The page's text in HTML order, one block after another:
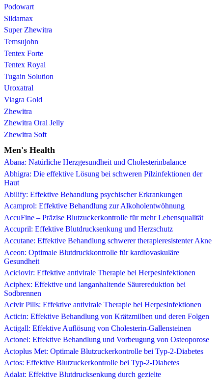
Podowart
Sildamax
Super Zhewitra
Temsujohn
Tentex Forte
Tentex Royal
Tugain Solution
Uroxatral
Viagra Gold
Zhewitra
Zhewitra Oral Jelly
Zhewitra Soft
Men's Health
Abana: Natürliche Herzgesundheit und Cholesterinbalance
Abhigra: Die effektive Lösung bei schweren Pilzinfektionen der
Haut
Abilify: Effektive Behandlung psychischer Erkrankungen
Acamprol: Effektive Behandlung zur Alkoholentwöhnung
AccuFine – Präzise Blutzuckerkontrolle für mehr Lebensqualität
Accupril: Effektive Blutdrucksenkung und Herzschutz
Accutane: Effektive Behandlung schwerer therapieresistenter Akne
Aceon: Optimale Blutdruckkontrolle für kardiovaskuläre
Gesundheit
Aciclovir: Effektive antivirale Therapie bei Herpesinfektionen
Aciphex: Effektive und langanhaltende Säurereduktion bei
Sodbrennen
Acivir Pills: Effektive antivirale Therapie bei Herpesinfektionen
Acticin: Effektive Behandlung von Krätzmilben und deren Folgen
Actigall: Effektive Auflösung von Cholesterin-Gallensteinen
Actonel: Effektive Behandlung und Vorbeugung von Osteoporose
Actoplus Met: Optimale Blutzuckerkontrolle bei Typ-2-Diabetes
Actos: Effektive Blutzuckerkontrolle bei Typ-2-Diabetes
Adalat: Effektive Blutdrucksenkung durch gezielte